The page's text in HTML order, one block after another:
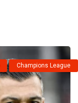
Champions League